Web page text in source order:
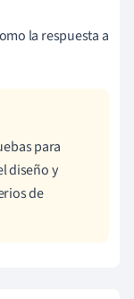
la respuesta a
para
diseño y
de